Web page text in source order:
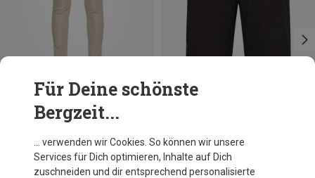
Du sparst 25%
Für Deine schönste
Bergzeit...
… verwenden wir Cookies. So können wir unsere
Services für Dich optimieren, Inhalte auf Dich
zuschneiden und dir entsprechend personalisierte